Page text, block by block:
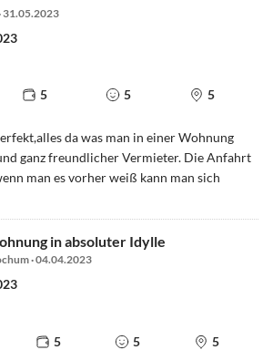
31.05.2023
5 5 5
da was man in einer Wohnung
ganz freundlicher Vermieter. Die Anfahrt
man es vorher weiß kann man sich
in absoluter Idylle
· 04.04.2023
5 5 5